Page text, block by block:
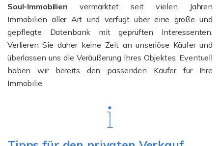
Soul-Immobilien vermarktet seit vielen Jahren
Immobilien aller Art und verfügt über eine große und
gepflegte Datenbank mit geprüften Interessenten.
Verlieren Sie daher keine Zeit an unseriöse Käufer und
überlassen uns die Veräußerung Ihres Objektes. Eventuell
haben wir bereits den passenden Käufer für Ihre
Immobilie.